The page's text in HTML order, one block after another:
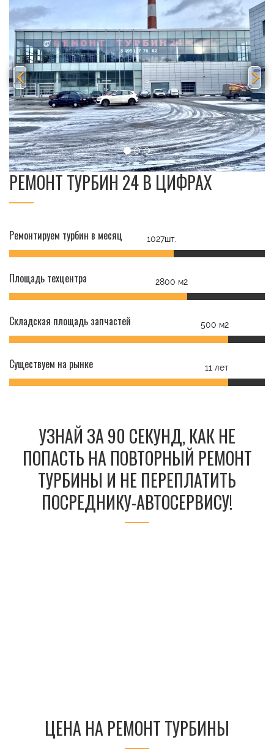
РЕМОНТ ТУРБИН 24 В ЦИФРАХ
Ремонтируем турбин в месяц 1027шт.
Площадь техцентра 2800 м2
Складская площадь запчастей 500 м2
Существуем на рынке 11 лет
УЗНАЙ ЗА 90 СЕКУНД, КАК НЕ
ПОПАСТЬ НА ПОВТОРНЫЙ РЕМОНТ
ТУРБИНЫ И НЕ ПЕРЕПЛАТИТЬ
ПОСРЕДНИКУ-АВТОСЕРВИСУ!
ЦЕНА НА РЕМОНТ ТУРБИНЫ